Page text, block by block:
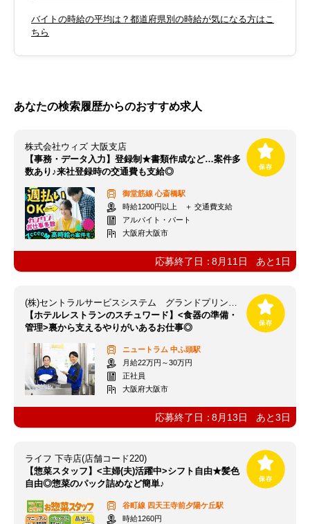
バイトの時給の平均は？都道府県別の時給が気になる方はこ
ちら
あなたの検索履歴からのおすすめ求人
株式会社ウィズ 大阪支店
【事務・データ入力】登録制★書類作成など…案件多
数あり♪来社登録時の交通費も支給◎
御堂筋線 心斎橋駅
時給1200円以上 ＋ 交通費支給
アルバイト・パート
大阪府大阪市
応募終了日：8月11日 あと 1 日
(株)セントラルサービスシステム グランドプリンスホテル大阪ベイ 【089SK】
【ホテルレストランのスチュワード】<食器の準備・
管理>裏から支えるやりがいあるお仕事◎
ニュートラム 中ふ頭駅
月給22万円～30万円
正社員
大阪府大阪市
応募終了日：8月13日 あと3日
ライフ 下寺店(店舗コード220)
【惣菜スタッフ】<主婦(夫)活躍中>シフト自由★髪色
自由◎惣菜のパック詰めなど簡単♪
谷町線 四天王寺前夕陽ケ丘駅
時給1260円